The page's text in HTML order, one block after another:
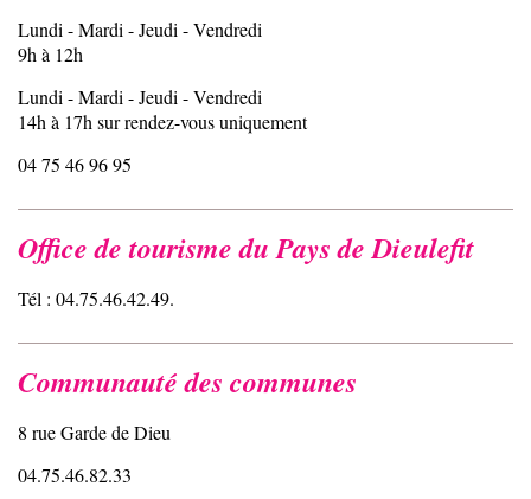
Lundi - Mardi - Jeudi - Vendredi
9h à 12h
Lundi - Mardi - Jeudi - Vendredi
14h à 17h sur rendez-vous uniquement
04 75 46 96 95
Office de tourisme du Pays de Dieulefit
Tél : 04.75.46.42.49.
Communauté des communes
8 rue Garde de Dieu
04.75.46.82.33